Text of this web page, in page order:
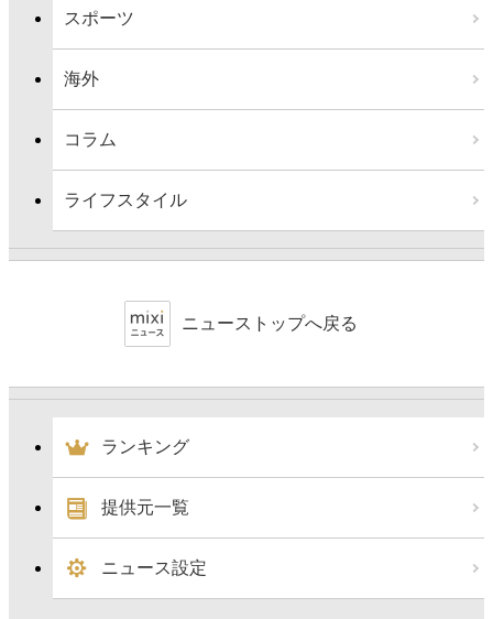
スポーツ
海外
コラム
ライフスタイル
ニューストップへ戻る
ランキング
提供元一覧
ニュース設定